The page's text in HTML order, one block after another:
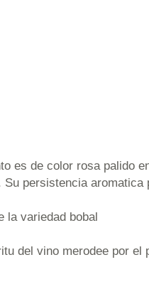
es de color rosa palido
persistencia
la variedad bobal
del vino merodee por el